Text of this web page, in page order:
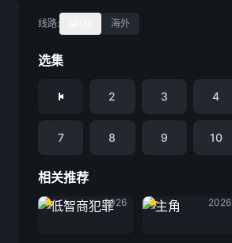
线路: 海外
选集
2 3 4
7 8 9 10
相关推荐
低智商犯罪
2026
2026